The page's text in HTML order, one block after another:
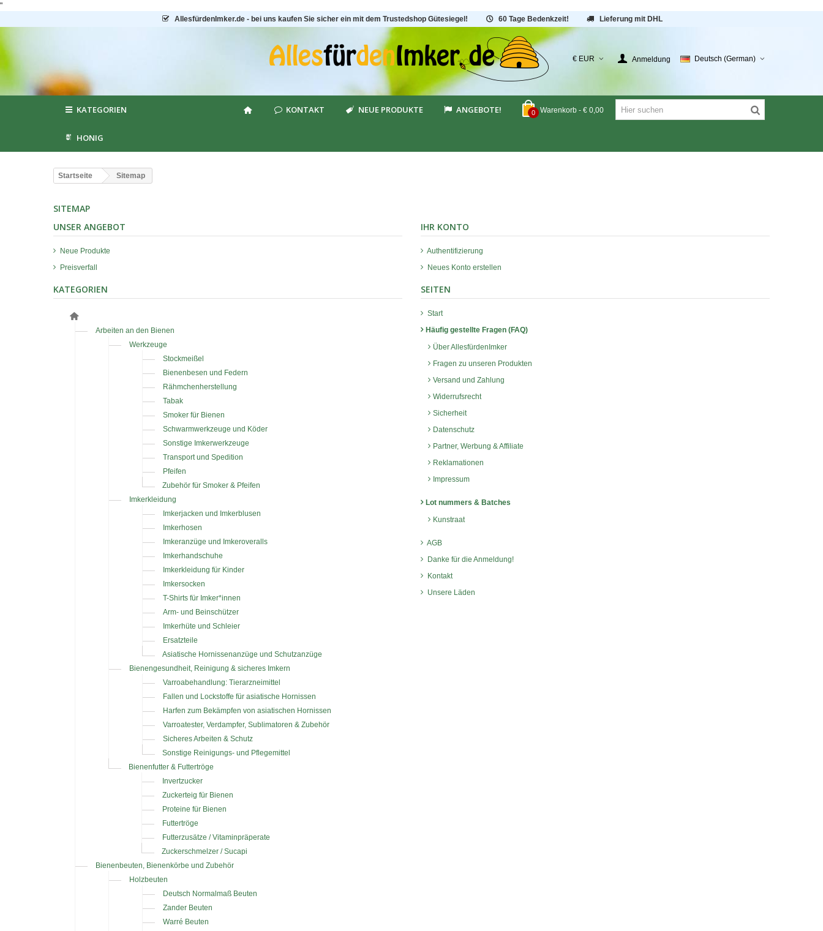
"
AllesfürdenImker.de - bei uns kaufen Sie sicher ein mit dem Trustedshop Gütesiegel!
60 Tage Bedenkzeit! Lieferung mit DHL
€ EUR Anmeldung Deutsch (German)
0 Warenkorb - € 0,00
KATEGORIEN KONTAKT NEUE PRODUKTE ANGEBOTE!
HONIG
Startseite Sitemap
SITEMAP
UNSER ANGEBOT
Neue Produkte
Preisverfall
IHR KONTO
Authentifizierung
Neues Konto erstellen
KATEGORIEN
Arbeiten an den Bienen
Werkzeuge
Stockmeißel
Bienenbesen und Federn
Rähmchenherstellung
Tabak
Smoker für Bienen
Schwarmwerkzeuge und Köder
Sonstige Imkerwerkzeuge
Transport und Spedition
Pfeifen
Zubehör für Smoker & Pfeifen
Imkerkleidung
Imkerjacken und Imkerblusen
Imkerhosen
Imkeranzüge und Imkeroveralls
Imkerhandschuhe
Imkerkleidung für Kinder
Imkersocken
T-Shirts für Imker*innen
Arm- und Beinschützer
Imkerhüte und Schleier
Ersatzteile
Asiatische Hornissenanzüge und Schutzanzüge
Bienengesundheit, Reinigung & sicheres Imkern
Varroabehandlung: Tierarzneimittel
Fallen und Lockstoffe für asiatische Hornissen
Harfen zum Bekämpfen von asiatischen Hornissen
Varroatester, Verdampfer, Sublimatoren & Zubehör
Sicheres Arbeiten & Schutz
Sonstige Reinigungs- und Pflegemittel
Bienenfutter & Futtertröge
Invertzucker
Zuckerteig für Bienen
Proteine für Bienen
Futtertröge
Futterzusätze / Vitaminpräperate
Zuckerschmelzer / Sucapi
Bienenbeuten, Bienenkörbe und Zubehör
Holzbeuten
Deutsch Normalmaß Beuten
Zander Beuten
Warré Beuten
SEITEN
Start
Häufig gestellte Fragen (FAQ)
Über AllesfürdenImker
Fragen zu unseren Produkten
Versand und Zahlung
Widerrufsrecht
Sicherheit
Datenschutz
Partner, Werbung & Affiliate
Reklamationen
Impressum
Lot nummers & Batches
Kunstraat
AGB
Danke für die Anmeldung!
Kontakt
Unsere Läden